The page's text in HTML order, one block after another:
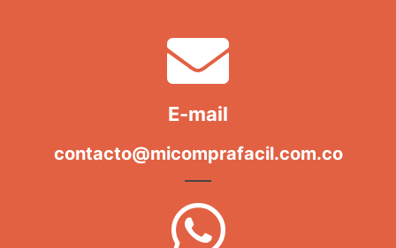
E-mail
contacto@micomprafacil.com.co